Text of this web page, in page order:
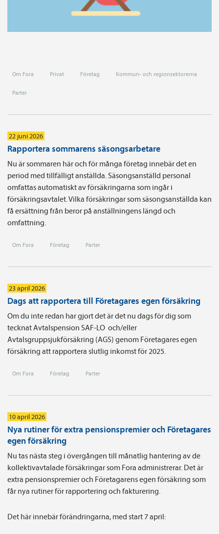
Om Fora Privat Företag Kommun- och regionsektorerna
Parter
22 juni 2026
Rapportera sommarens säsongsarbetare
Nu är sommaren här och för många företag innebär det en
period med tillfälligt anställda. Säsongsanställd personal
omfattas automatiskt av försäkringarna som ingår i
försäkringsavtalet. Vilka försäkringar som säsongsanställda kan
få ersättning från beror på anställningens längd och
omfattning.
Om Fora Företag Parter
23 april 2026
Dags att rapportera till Företagares egen försäkring
Om du inte redan har gjort det är det nu dags för dig som
tecknat Avtals­pension SAF-LO och/eller
Avtalsgruppsjukförsäkring (AGS) genom Företagares egen
försäkring att rapportera slutlig inkomst för 2025.
Om Fora Företag Parter
10 april 2026
Nya rutiner för extra pensionspremier och Företagares
egen försäkring
Nu tas nästa steg i övergången till månatlig hantering av de
kollektivavtalade försäkringar som Fora administrerar. Det är
extra pensionspremier och Företagarens egen försäkring som
får nya rutiner för rapportering och fakturering.
Det här innebär förändringarna, med start 7 april: